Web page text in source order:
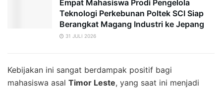
Empat Mahasiswa Prodi Pengelola
Teknologi Perkebunan Poltek SCI Siap
Berangkat Magang Industri ke Jepang
31 JULI 2026
Kebijakan ini sangat berdampak positif bagi
mahasiswa asal Timor Leste, yang saat ini menjadi